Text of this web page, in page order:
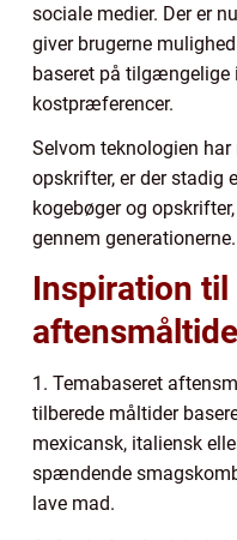
sociale medier. Der er
giver brugerne
baseret på tilgængelige
kostpræferencer.
Selvom teknologien
opskrifter, er der stadig
kogebøger og
gennem generationerne.
Inspiration
1. Temabaseret
tilberede måltider
mexicansk, italiensk
spændende
lave mad.